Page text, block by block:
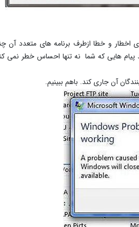
های اخطار و خطا ازطرف برنامه های متعدد
پیام هایی که شما نه تنها احساس خطر نمی
آن جاری کند. باهم ببینیم.